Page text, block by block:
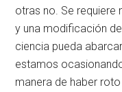
otras no. Se requiere
y una modificación
ciencia pueda
estamos
manera de haber